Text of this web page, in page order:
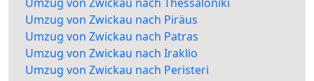
Umzug von Zwickau nach Piräus
Umzug von Zwickau nach Patras
Umzug von Zwickau nach Iraklio
Umzug von Zwickau nach Peristeri